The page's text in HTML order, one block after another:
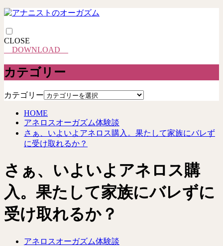
CLOSE
DOWNLOAD
カテゴリー
カテゴリー
HOME
アネロスオーガズム体験談
さぁ、いよいよアネロス購入。果たして家族にバレず
に受け取れるか？
さぁ、いよいよアネロス購
入。果たして家族にバレずに
受け取れるか？
アネロスオーガズム体験談